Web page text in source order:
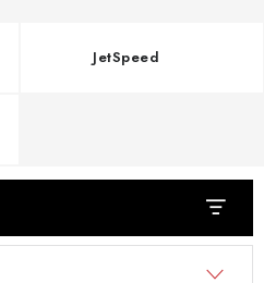
JetSpeed